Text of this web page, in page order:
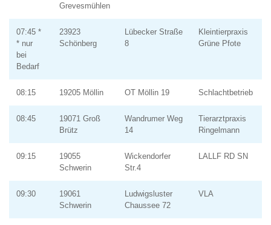
Grevesmühlen
07:45 *
* nur
bei
Bedarf
23923
Schönberg
Lübecker Straße
8
Kleintierpraxis
Grüne Pfote
08:15 19205 Möllin OT Möllin 19 Schlachtbetrieb
08:45
19071 Groß
Brütz
Wandrumer Weg
14
Tierarztpraxis
Ringelmann
09:15
19055
Schwerin
Wickendorfer
Str.4
LALLF RD SN
09:30
19061
Schwerin
Ludwigsluster
Chaussee 72
VLA